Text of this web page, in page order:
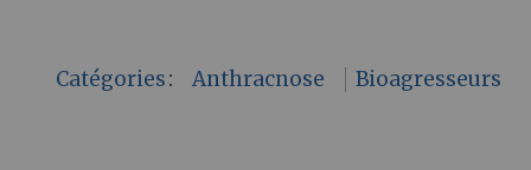
Catégories: Anthracnose Bioagresseurs